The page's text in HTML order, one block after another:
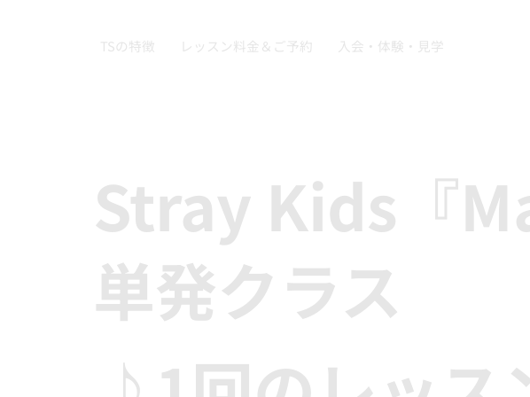
TSの特徴 レッスン料金＆ご予約 入会・体験・見学
Stray Kids『
単発クラス